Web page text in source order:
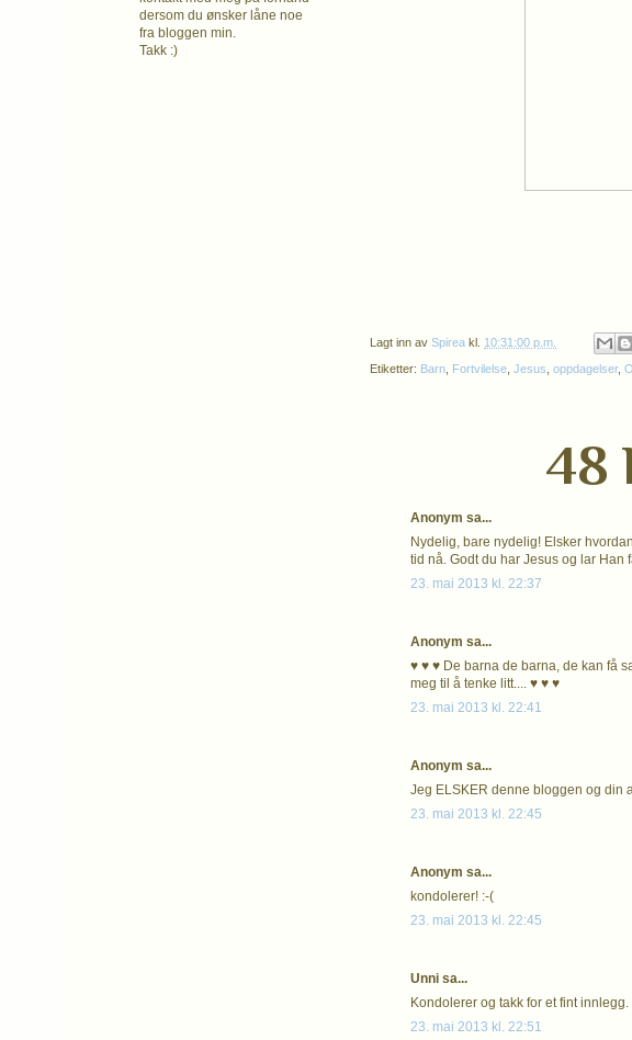
Lagt inn av Spirea kl. 10:31:00 p.m.
Etiketter: Barn Fortvilelse Jesus oppdagelser,
48
Anonym sa...
Nydelig, bare nydelig! Elsker
tid nå. Godt du har Jesus og lar Han
23. mai 2013 kl. 22:37
Anonym sa...
♥ ♥ ♥ De barna de barna, de kan få
meg til å tenke litt.... ♥ ♥ ♥
23. mai 2013 kl. 22:41
Anonym sa...
Jeg ELSKER denne bloggen og din
23. mai 2013 kl. 22:45
Anonym sa...
kondolerer! :-(
23. mai 2013 kl. 22:45
Unni sa...
Kondolerer og takk for et fint innlegg.
23. mai 2013 kl. 22:51
dersom du ønsker låne noe
fra bloggen min.
Takk :)